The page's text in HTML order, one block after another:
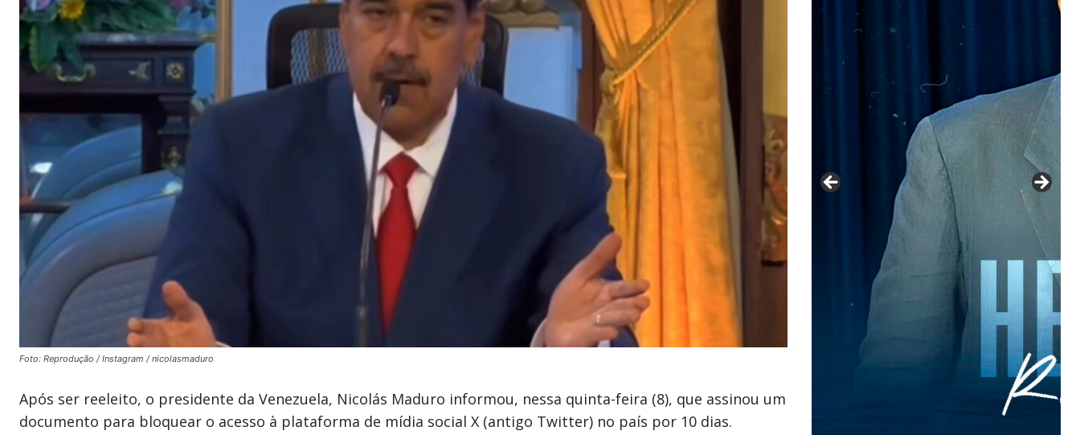
Foto: Reprodução / Instagram / nicolasmaduro
Após ser reeleito, o presidente da Venezuela, Nicolás Maduro informou, nessa quinta-feira (8), que assinou um
documento para bloquear o acesso à plataforma de mídia social X (antigo Twitter) no país por 10 dias.